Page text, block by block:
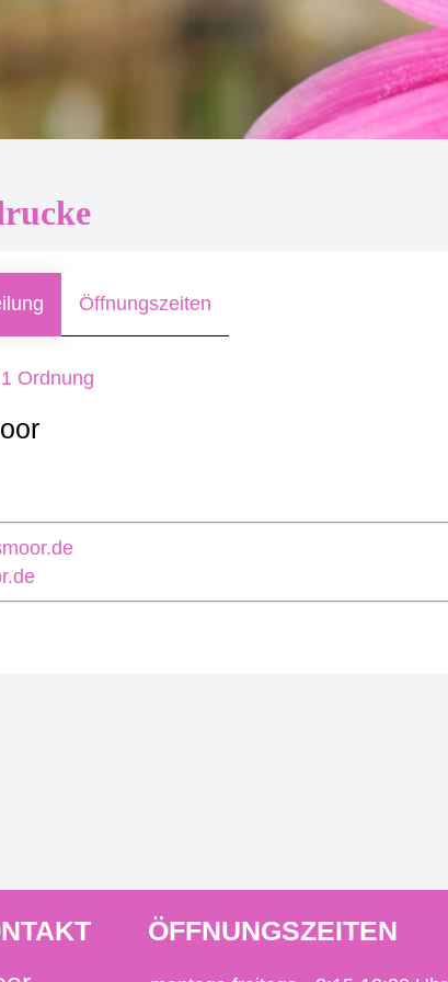
Öffnungszeiten
Ordnung
ÖFFNUNGSZEITEN